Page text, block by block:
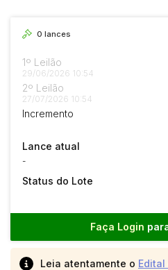
0 lances
1º Leilão
29/06/2026 10:54
2º Leilão
27/07/2026 10:54
Incremento
Lance atual
-
Status do Lote
Faça Login
Leia atentamente o